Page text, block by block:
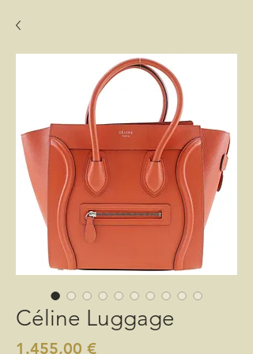
Céline Luggage
1.455,00 €Preis